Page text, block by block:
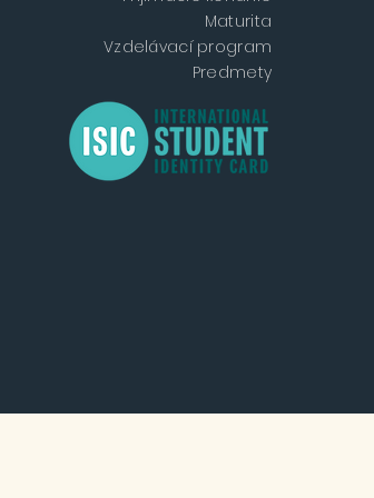
Maturita
Vzdelávací program
Predmety